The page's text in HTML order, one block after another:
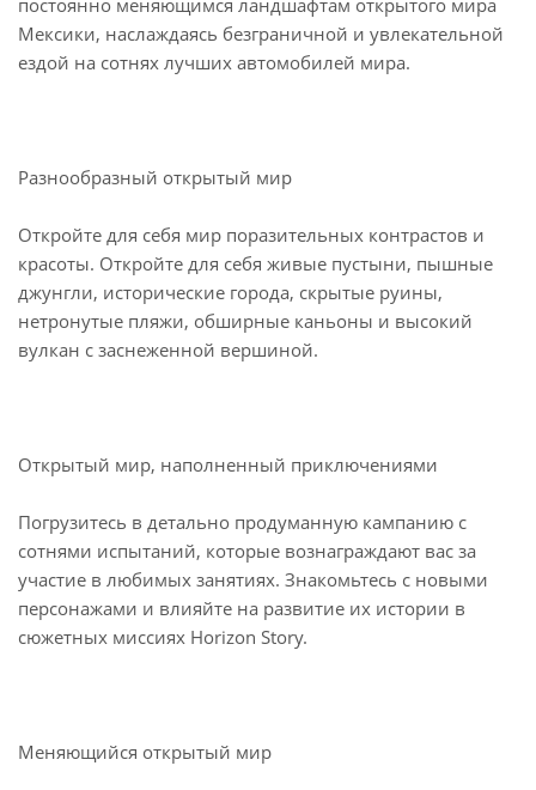
постоянно меняющимся ландшафтам открытого мира
Мексики, наслаждаясь безграничной и увлекательной
ездой на сотнях лучших автомобилей мира.
Разнообразный открытый мир
Откройте для себя мир поразительных контрастов и
красоты. Откройте для себя живые пустыни, пышные
джунгли, исторические города, скрытые руины,
нетронутые пляжи, обширные каньоны и высокий
вулкан с заснеженной вершиной.
Открытый мир, наполненный приключениями
Погрузитесь в детально продуманную кампанию с
сотнями испытаний, которые вознаграждают вас за
участие в любимых занятиях. Знакомьтесь с новыми
персонажами и влияйте на развитие их истории в
сюжетных миссиях Horizon Story.
Меняющийся открытый мир